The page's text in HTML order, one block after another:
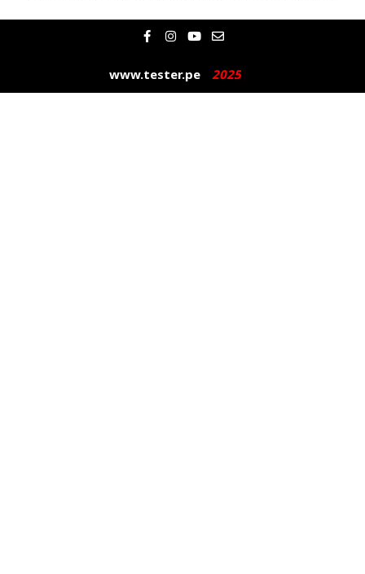
F
a
e
b
o
I
n
t
a
g
Y
o
t
u
b
E
n
e
l
o
www.tester.pe 2025